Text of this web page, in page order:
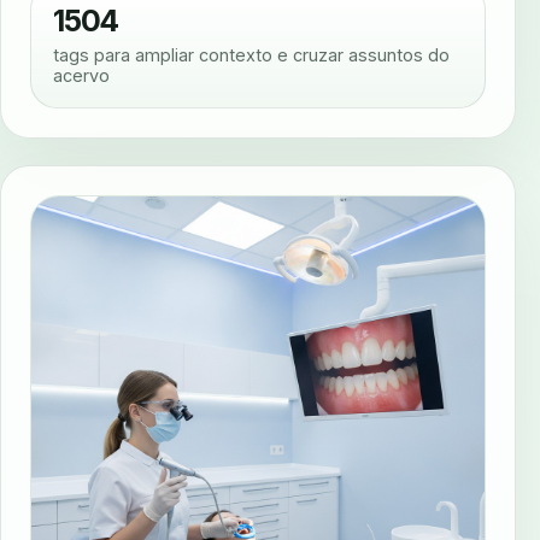
1504
tags para ampliar contexto e cruzar assuntos do
acervo